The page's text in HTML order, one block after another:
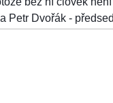
Petr Dvořák -